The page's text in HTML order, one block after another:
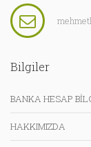
Bilgiler
BANKA HESAP
HAKKIMIZDA